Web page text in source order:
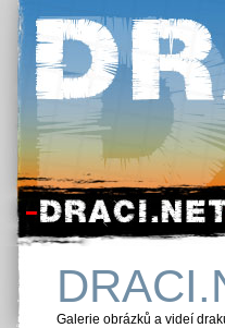
Galerie obrázků a videí